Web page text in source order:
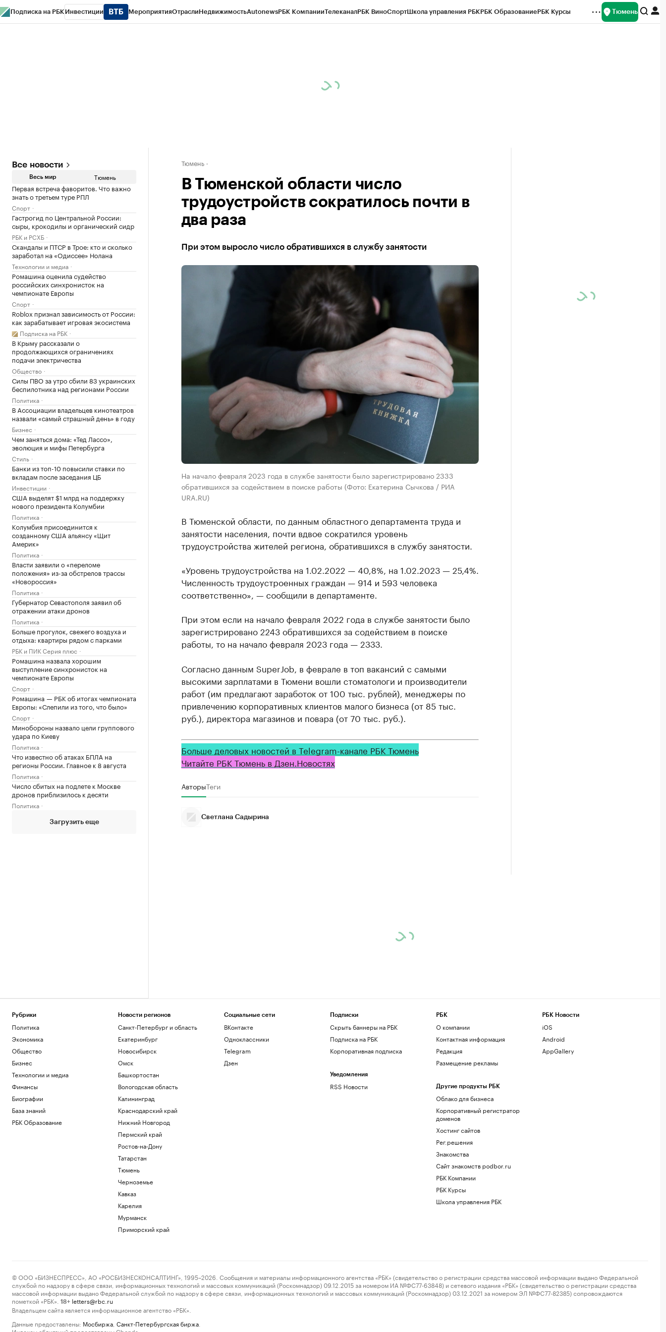
Подписка на РБК Инвестиции МероприятияОтраслиНедвижимостьAutonewsРБК КомпанииТелеканалРБК ВиноСпортШкола управления РБКРБК ОбразованиеРБК Курсы Тюмень
Все новости
Весь мир Тюмень
Первая встреча фаворитов. Что важно
знать о третьем туре РПЛ
Спорт
Гастрогид по Центральной России:
сыры, крокодилы и органический сидр
РБК и РСХБ
Скандалы и ПТСР в Трое: кто и сколько
заработал на «Одиссее» Нолана
Технологии и медиа
Ромашина оценила судейство
российских синхронисток на
чемпионате Европы
Спорт
Roblox признал зависимость от России:
как зарабатывает игровая экосистема
Подписка на РБК
В Крыму рассказали о
продолжающихся ограничениях
подачи электричества
Общество
Силы ПВО за утро сбили 83 украинских
беспилотника над регионами России
Политика
В Ассоциации владельцев кинотеатров
назвали «самый страшный день» в году
Бизнес
Чем заняться дома: «Тед Лассо»,
эволюция и мифы Петербурга
Стиль
Банки из топ-10 повысили ставки по
вкладам после заседания ЦБ
Инвестиции
США выделят $1 млрд на поддержку
нового президента Колумбии
Политика
Колумбия присоединится к
созданному США альянсу «Щит
Америк»
Политика
Власти заявили о «переломе
положения» из-за обстрелов трассы
«Новороссия»
Политика
Губернатор Севастополя заявил об
отражении атаки дронов
Политика
Больше прогулок, свежего воздуха и
отдыха: квартиры рядом с парками
РБК и ПИК Серия плюс
Ромашина назвала хорошим
выступление синхронисток на
чемпионате Европы
Спорт
Ромашина — РБК об итогах чемпионата
Европы: «Слепили из того, что было»
Спорт
Минобороны назвало цели группового
удара по Киеву
Политика
Что известно об атаках БПЛА на
регионы России. Главное к 8 августа
Политика
Число сбитых на подлете к Москве
дронов приблизилось к десяти
Политика
Загрузить еще
Тюмень
В Тюменской области число
трудоустройств сократилось почти в
два раза
При этом выросло число обратившихся в службу занятости
На начало февраля 2023 года в службе занятости было зарегистрировано 2333
обратившихся за содействием в поиске работы (Фото: Екатерина Сычкова / РИА
URA.RU)
В Тюменской области, по данным областного департамента труда и
занятости населения, почти вдвое сократился уровень
трудоустройства жителей региона, обратившихся в службу занятости.
«Уровень трудоустройства на 1.02.2022 — 40,8%, на 1.02.2023 — 25,4%.
Численность трудоустроенных граждан — 914 и 593 человека
соответственно», — сообщили в департаменте.
При этом если на начало февраля 2022 года в службе занятости было
зарегистрировано 2243 обратившихся за содействием в поиске
работы, то на начало февраля 2023 года — 2333.
Согласно данным SuperJob, в феврале в топ вакансий с самыми
высокими зарплатами в Тюмени вошли стоматологи и производители
работ (им предлагают заработок от 100 тыс. рублей), менеджеры по
привлечению корпоративных клиентов малого бизнеса (от 85 тыс.
руб.), директора магазинов и повара (от 70 тыс. руб.).
Больше деловых новостей в Telegram-канале РБК Тюмень
Читайте РБК Тюмень в Дзен.Новостях
АвторыТеги
Светлана Садырина
Рубрики
Политика
Экономика
Общество
Бизнес
Технологии и медиа
Финансы
Биографии
База знаний
РБК Образование
Новости регионов
Санкт-Петербург и область
Екатеринбург
Новосибирск
Омск
Башкортостан
Вологодская область
Калининград
Краснодарский край
Нижний Новгород
Пермский край
Ростов-на-Дону
Татарстан
Тюмень
Черноземье
Кавказ
Карелия
Мурманск
Приморский край
Социальные сети
ВКонтакте
Одноклассники
Telegram
Дзен
Подписки
Скрыть баннеры на РБК
Подписка на РБК
Корпоративная подписка
Уведомления
RSS Новости
РБК
О компании
Контактная информация
Редакция
Размещение рекламы
Другие продукты РБК
Облако для бизнеса
Корпоративный регистратор
доменов
Хостинг сайтов
Рег.решения
Знакомства
Сайт знакомств podbor.ru
РБК Компании
РБК Курсы
Школа управления РБК
РБК Новости
iOS
Android
AppGallery
© ООО «БИЗНЕСПРЕСС», АО «РОСБИЗНЕСКОНСАЛТИНГ», 1995–2026. Сообщения и материалы информационного агентства «РБК» (свидетельство о регистрации средства массовой информации выдано Федеральной
службой по надзору в сфере связи, информационных технологий и массовых коммуникаций (Роскомнадзор) 09.12.2015 за номером ИА №ФС77-63848) и сетевого издания «РБК» (свидетельство о регистрации средства
массовой информации выдано Федеральной службой по надзору в сфере связи, информационных технологий и массовых коммуникаций (Роскомнадзор) 03.12.2021 за номером ЭЛ №ФС77-82385) сопровождаются
пометкой «РБК».
18+ letters@rbc.ru
Владельцем сайта является информационное агентство «РБК».
Данные предоставлены: Мосбиржа Санкт-Петербургская биржа